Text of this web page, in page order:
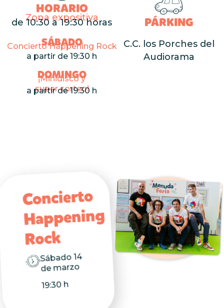
HORARIO
Zona expositiva
de 10:30 a 19:30 horas
SÁBADO
Concierto Happening Rock
a partir de 19:30 h
DOMINGO
¡Minidisco y
super sorteo!
a partir de 19:30 h
PÁRKING
C.C. los Porches del
Audiorama
Concierto
Happening
Rock
Sábado 14
de marzo
19:30 h